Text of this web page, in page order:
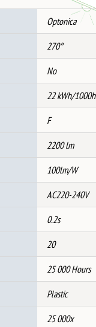
Optonica
270°
No
22 kWh/1000h
F
2200 lm
100lm/W
AC220-240V
0.2s
20
25 000 Hours
Plastic
25 000x